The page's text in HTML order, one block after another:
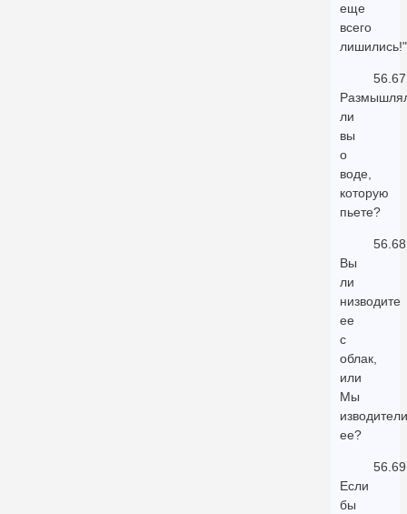
еще
всего
лишились!"
56.67
ли
вы
о
воде,
которую
пьете?
56.68
Вы
ли
низводите
ее
с
облак,
или
Мы
изводители
ее?
56.69
Если
бы